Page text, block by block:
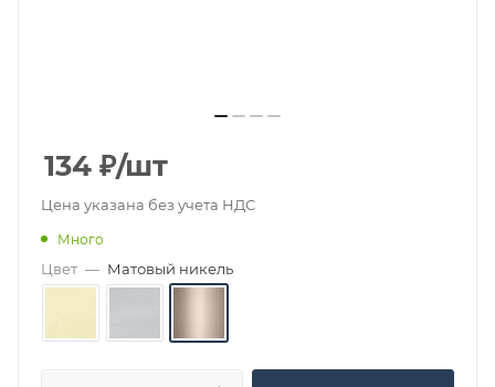
134 ₽/шт
Цена указана без учета НДС
Много
Цвет — Матовый никель